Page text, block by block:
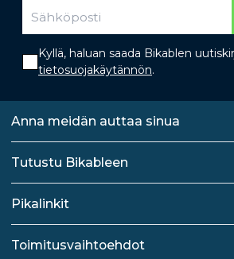
Kyllä, haluan saada Bikablen
tietosuojakäytännön.
Anna meidän auttaa sinua
Tutustu Bikableen
Pikalinkit
Toimitusvaihtoehdot